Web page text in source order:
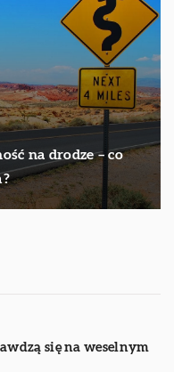
na drodze – co
się na weselnym